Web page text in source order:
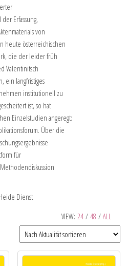
Erfassung,
von
heute österreichischen
die der leider früh
Valentinitsch
ein langfristiges
institutionell zu
ist, so hat
Einzelstudien angeregt:
Über die
für
Dienst
VIEW: 24 / 48 / ALL